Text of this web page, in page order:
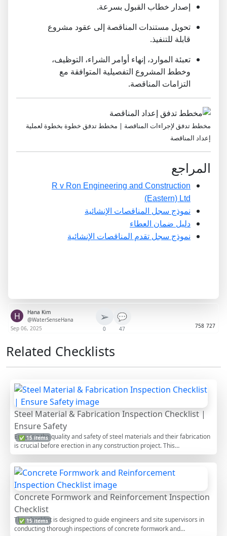
إصدار خطاب القبول بسرعة.
تحويل مستندات المناقصة إلى عقود مشروع
قابلة للتنفيذ.
تعبئة الموارد، إنهاء أوامر الشراء، التوظيف،
وخطط المشروع التفصيلية المتوافقة مع
التزامات المناقصة.
مخطط تدفق لإجراءات المناقصة | مخطط تدفق خطوة بخطوة لعملية
إعداد المناقصة
المراجع
R v Ron Engineering and Construction
(Eastern) Ltd
نموذج سجل المناقصات الإنشائية
دليل ضمان العطاء
نموذج سجل تقدم المناقصات الإنشائية
H
Hana Kim
@WaterSenseHana
Sep 06, 2025
➢
0
💬
47 758 727
Related Checklists
Steel Material & Fabrication Inspection Checklist |
Ensure Safety
✅ 15 items
Ensuring the quality and safety of steel materials and their fabrication
is crucial before erection in any construction project. This
comprehensive checklist provides detailed steps to assess the
integrity, compliance, and suitability of steel components. By following
this guide, inspectors and construction professionals can identify
potential issues early, ensure adherence to industry standards, and
ultimately contribute to the longevity and safety of the structure being
erected.
Concrete Formwork and Reinforcement Inspection
Checklist
✅ 15 items
This checklist is designed to guide engineers and site supervisors in
conducting thorough inspections of concrete formwork and